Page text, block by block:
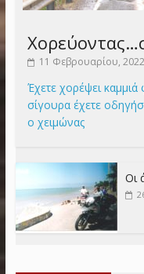
11 Φεβρουαρίου, 2022
Έχετε χορέψει
σίγουρα έχετε
ο χειμώνας
Οι